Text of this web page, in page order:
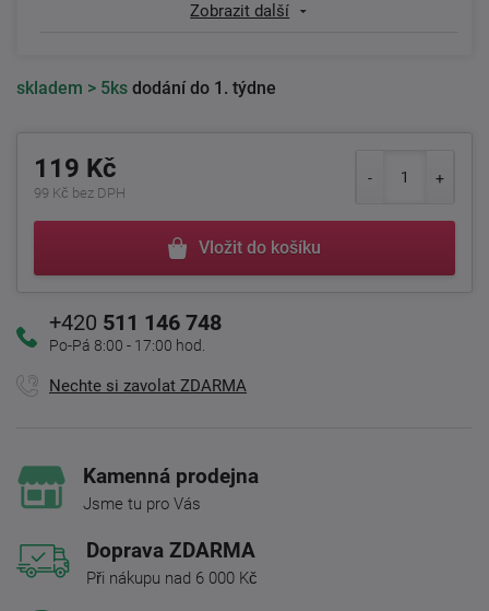
Zobrazit další
skladem > 5ks dodání do 1. týdne
119 Kč
99 Kč bez DPH
Vložit do košíku
+420 511 146 748
Po-Pá 8:00 - 17:00 hod.
Nechte si zavolat ZDARMA
Kamenná prodejna
Jsme tu pro Vás
Doprava ZDARMA
Při nákupu nad 6 000 Kč